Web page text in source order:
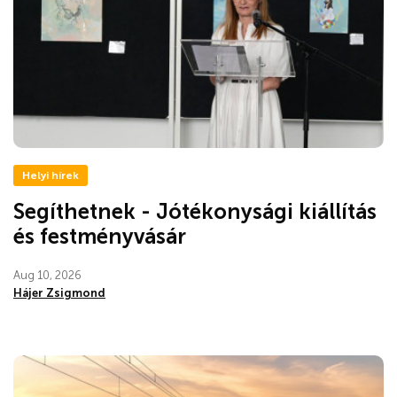
Helyi hírek
Segíthetnek - Jótékonysági kiállítás
és festményvásár
Aug 10, 2026
Hájer Zsigmond